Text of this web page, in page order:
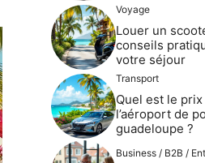
Voyage
Louer un
conseils
votre séjour
Transport
Quel est le prix
l’aéroport de
guadeloupe ?
Business / B2B /